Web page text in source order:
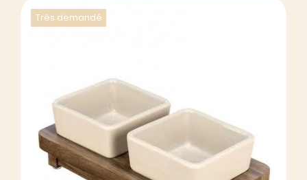
Trés demandé
DÉTAILS